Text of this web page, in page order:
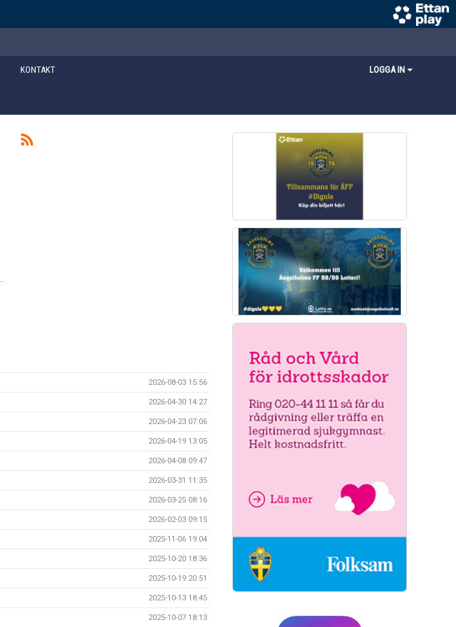
KONTAKT LOGGA IN
2026-08-03 15:56
2026-04-30 14:27
2026-04-23 07:06
2026-04-19 13:05
2026-04-08 09:47
2026-03-31 11:35
2026-03-25 08:16
2026-02-03 09:15
2025-11-06 19:04
2025-10-20 18:36
2025-10-19 20:51
2025-10-13 18:45
2025-10-07 18:13